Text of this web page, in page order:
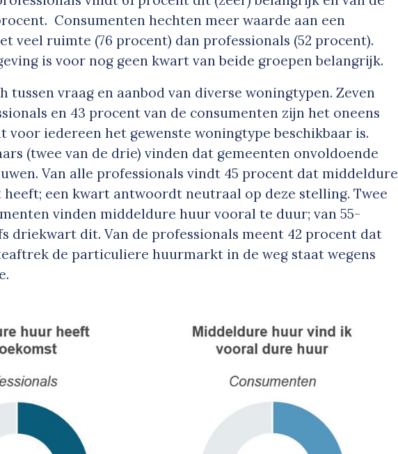
Consumenten hechten meer waarde aan een
veel ruimte (76 procent) dan professionals (52 procent).
is voor nog geen kwart van beide groepen belangrijk.
tussen vraag en aanbod van diverse woningtypen. Zeven
en 43 procent van de consumenten zijn het oneens
voor iedereen het gewenste woningtype beschikbaar is.
(twee van de drie) vinden dat gemeenten onvoldoende
Van alle professionals vindt 45 procent dat middeldure
een kwart antwoordt neutraal op deze stelling. Twee
vinden middeldure huur vooral te duur; van 55-
driekwart dit. Van de professionals meent 42 procent dat
de particuliere huurmarkt in de weg staat wegens